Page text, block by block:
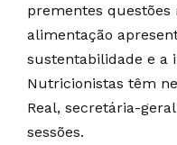
prementes
alimentação
sustentabilidade e a
Nutricionistas têm
Real, secretária-
sessões.